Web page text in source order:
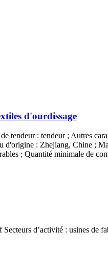
d'ourdissage
tendeur : tendeur ; Autres
: Zhejiang, Chine ;
; Quantité minimale de
d’activité : usines de